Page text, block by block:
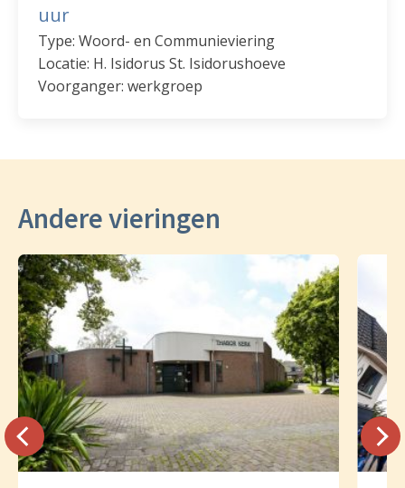
uur
Type: Woord- en Communieviering
Locatie: H. Isidorus St. Isidorushoeve
Voorganger: werkgroep
Andere vieringen